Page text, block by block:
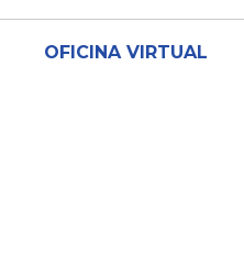
OFICINA VIRTUAL